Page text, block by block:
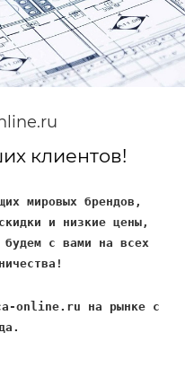
клиентов!
мировых брендов,
и низкие цены,
будем с вами на всех
online.ru на рынке с